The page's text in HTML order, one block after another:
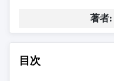
著者:
目次